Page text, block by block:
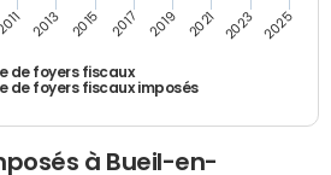
de foyers fiscaux
de foyers fiscaux imposés
2013 2015 2017 2019 2021 2023 2025
à Bueil-en-